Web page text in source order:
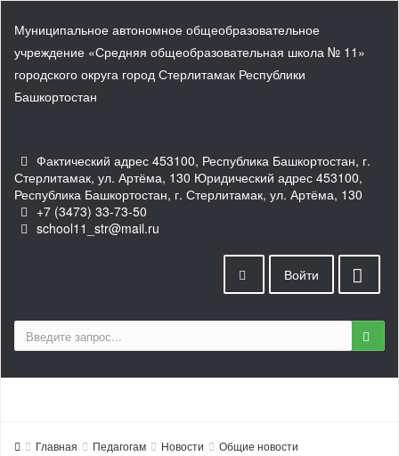
Муниципальное автономное общеобразовательное
учреждение «Средняя общеобразовательная школа № 11»
городского округа город Стерлитамак Республики
Башкортостан
Фактический адрес 453100, Республика Башкортостан, г.
Стерлитамак, ул. Артёма, 130 Юридический адрес 453100,
Республика Башкортостан, г. Стерлитамак, ул. Артёма, 130
+7 (3473) 33-73-50
school11_str@mail.ru
Войти
Главная Педагогам Новости Общие новости